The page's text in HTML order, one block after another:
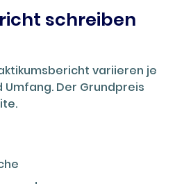
schreiben
variieren je
Der Grundpreis